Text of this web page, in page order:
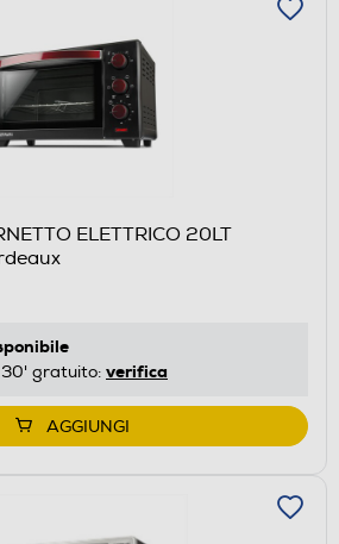
ELETTRICO 20LT
30' gratuito: verifica
AGGIUNGI